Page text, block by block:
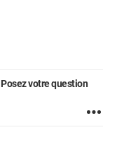
Posez votre question